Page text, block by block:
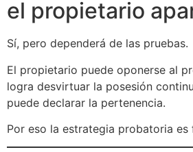
el propietario
Sí, pero dependerá de las pruebas.
El propietario puede oponerse al
logra desvirtuar la posesión
puede declarar la pertenencia.
Por eso la estrategia probatoria es